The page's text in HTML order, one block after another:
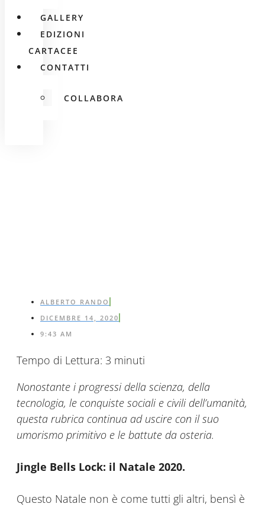
GALLERY
EDIZIONI
CARTACEE
CONTATTI
COLLABORA
ALBERTO RANDO
DICEMBRE 14, 2020
9:43 AM
Tempo di Lettura: 3 minuti
Nonostante i progressi della scienza, della
tecnologia, le conquiste sociali e civili dell’umanità,
questa rubrica continua ad uscire con il suo
umorismo primitivo e le battute da osteria.
Jingle Bells Lock: il Natale 2020.
Questo Natale non è come tutti gli altri, bensì è